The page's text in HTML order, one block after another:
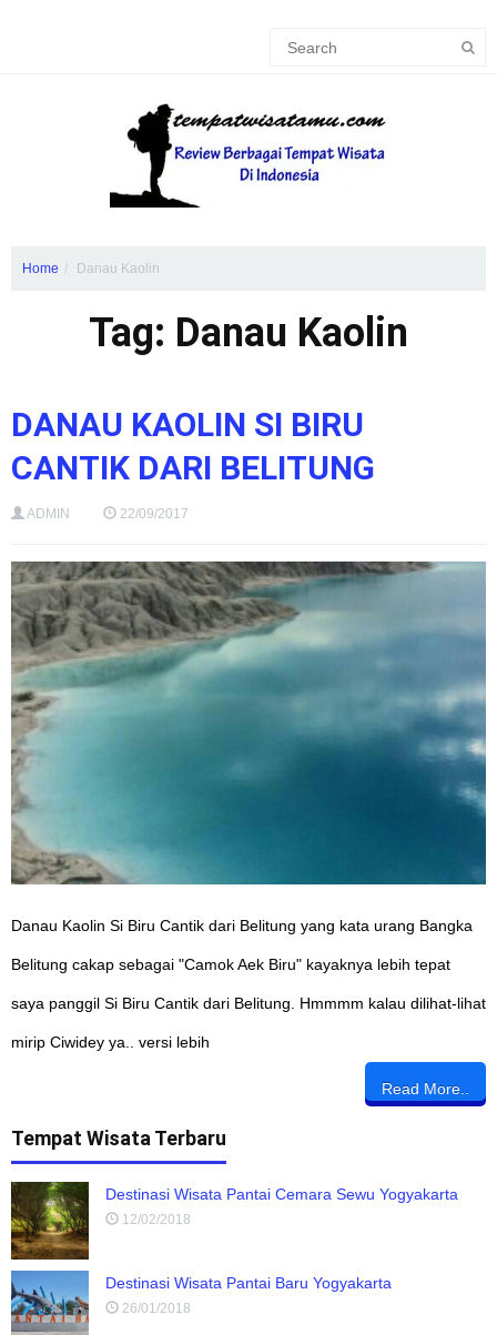
Home Danau Kaolin
Tag: Danau Kaolin
DANAU KAOLIN SI BIRU
CANTIK DARI BELITUNG
ADMIN 22/09/2017
Danau Kaolin Si Biru Cantik dari Belitung yang kata urang Bangka
Belitung cakap sebagai "Camok Aek Biru" kayaknya lebih tepat
saya panggil Si Biru Cantik dari Belitung. Hmmmm kalau dilihat-lihat
mirip Ciwidey ya.. versi lebih
Read More..
Tempat Wisata Terbaru
Destinasi Wisata Pantai Cemara Sewu Yogyakarta
12/02/2018
Destinasi Wisata Pantai Baru Yogyakarta
26/01/2018